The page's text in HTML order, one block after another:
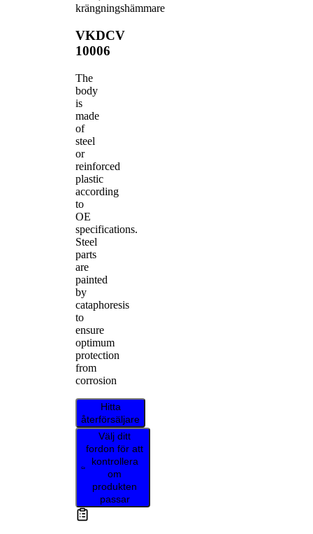
krängningshämmare
VKDCV
10006
The
body
is
made
of
steel
or
reinforced
plastic
according
to
OE
specifications.
Steel
parts
are
painted
by
cataphoresis
to
ensure
optimum
protection
from
corrosion
Hitta
återförsäljare
Välj ditt
fordon för att
kontrollera
om
produkten
passar